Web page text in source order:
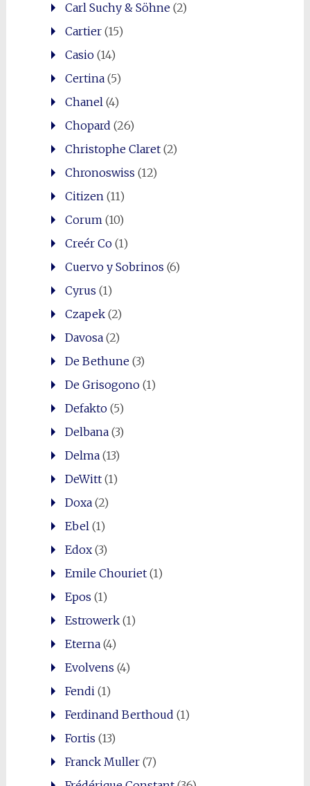
Carl Suchy & Söhne(2)
Cartier(15)
Casio(14)
Certina(5)
Chanel(4)
Chopard (26)
Christophe Claret(2)
Chronoswiss (12)
Citizen(11)
Corum(10)
Creér Co(1)
Cuervo y Sobrinos (6)
Cyrus (1)
Czapek(2)
Davosa(2)
De Bethune(3)
De Grisogono(1)
Defakto(5)
Delbana(3)
Delma(13)
DeWitt(1)
Doxa(2)
Ebel(1)
Edox(3)
Emile Chouriet(1)
Epos (1)
Estrowerk(1)
Eterna(4)
Evolvens (4)
Fendi(1)
Ferdinand Berthoud (1)
Fortis (13)
Franck Muller(7)